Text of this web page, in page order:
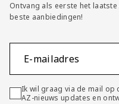
Ontvang als eerste het
beste aanbiedingen!
E-mailadres
Ik wil graag via de mail op
AZ-nieuws updates en